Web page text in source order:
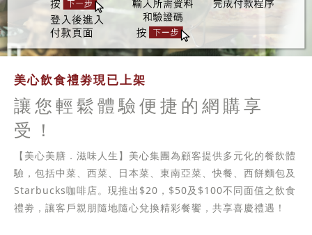
美心飲食禮劵現已上架
讓您輕鬆體驗便捷的網購享
受！
【美心美膳．滋味人生】美心集團為顧客提供多元化的餐飲體
驗，包括中菜、西菜、日本菜、東南亞菜、快餐、西餅麵包及
Starbucks咖啡店。現推出$20，$50及$100不同面值之飲食
禮劵，讓客戶親朋隨地隨心兌換精彩餐饗，共享喜慶禮遇！